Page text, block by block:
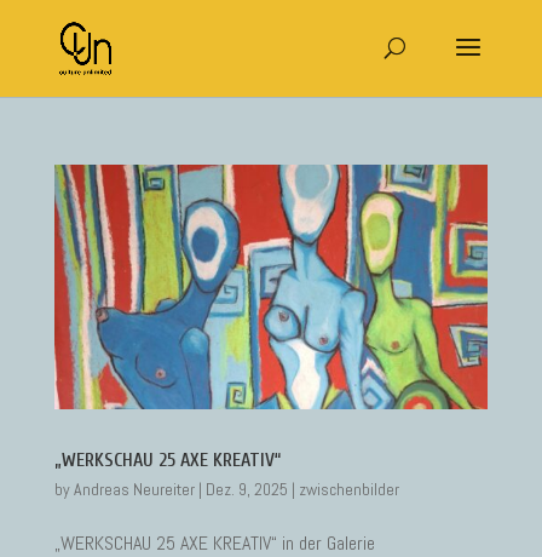
„WERKSCHAU 25 AXE KREATIV“
byAndreas Neureiter| Dez. 9, 2025 | zwischenbilder
„WERKSCHAU 25 AXE KREATIV“ in der Galerie